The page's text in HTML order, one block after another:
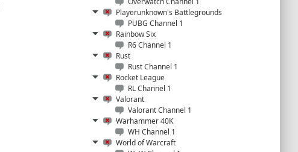
Playerunknown's Battlegrounds
PUBG Channel 1
Rainbow Six
R6 Channel 1
Rust
Rust Channel 1
Rocket League
RL Channel 1
Valorant
Valorant Channel 1
Warhammer 40K
WH Channel 1
World of Warcraft